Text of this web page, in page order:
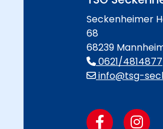
Seckenheimer
68
68239
0621/4814877
info@tsg-